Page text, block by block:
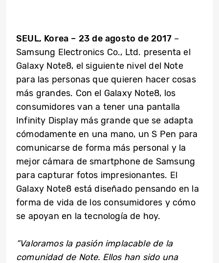
SEUL, Korea – 23 de agosto de 2017–
Samsung Electronics Co., Ltd. presenta el
Galaxy Note8, el siguiente nivel del Note
para las personas que quieren hacer cosas
más grandes. Con el Galaxy Note8, los
consumidores van a tener una pantalla
Infinity Display más grande que se adapta
cómodamente en una mano, un S Pen para
comunicarse de forma más personal y la
mejor cámara de smartphone de Samsung
para capturar fotos impresionantes. El
Galaxy Note8 está diseñado pensando en la
forma de vida de los consumidores y cómo
se apoyan en la tecnología de hoy.
“Valoramos la pasión implacable de la
comunidad de Note. Ellos han sido una